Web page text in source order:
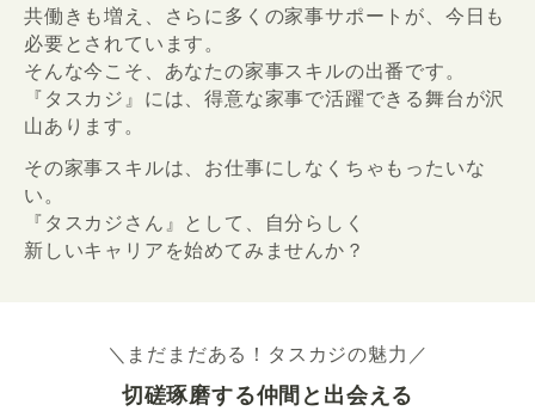
共働きも増え、さらに多くの家事サポートが、今日も
必要とされています。
そんな今こそ、あなたの家事スキルの出番です。
『タスカジ』には、得意な家事で活躍できる舞台が沢
山あります。
その家事スキルは、お仕事にしなくちゃもったいな
い。
『タスカジさん』として、自分らしく
新しいキャリアを始めてみませんか？
＼まだまだある！タスカジの魅力／
切磋琢磨する仲間と出会える